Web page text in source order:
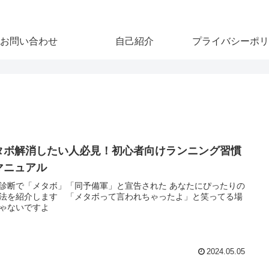
お問い合わせ 自己紹介 プライバシーポ
ボ解消したい人必見！初心者向けランニング習慣
ニュアル
断で「メタボ」「同予備軍」と宣告された あなたにぴったりの
を紹介します 「メタボって言われちゃったよ」と笑ってる場
ないですよ
2024.05.05